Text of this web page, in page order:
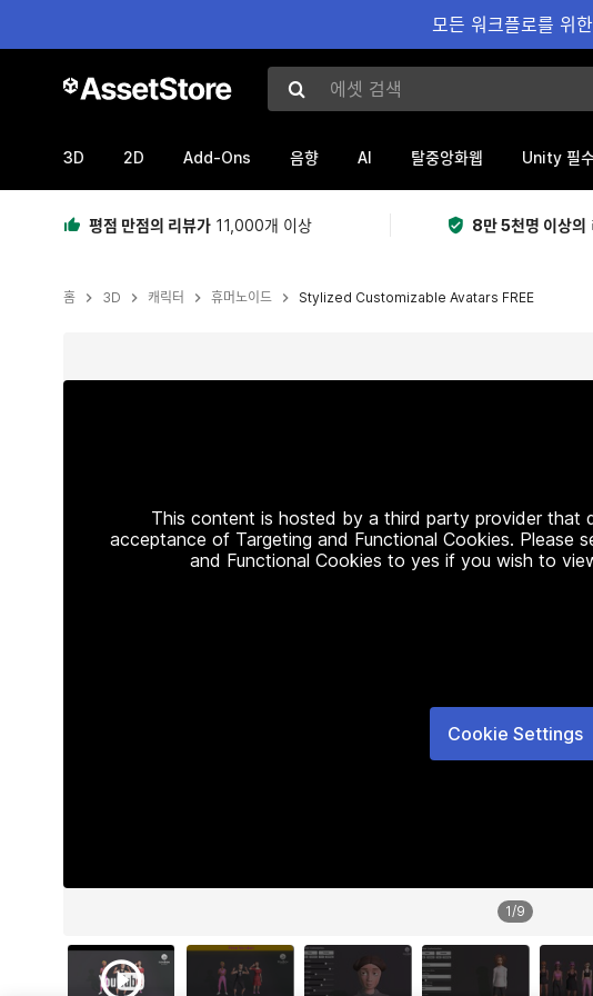
모든 워크플로를 위
에셋 검색
3D 2D Add-Ons 음향 AI 탈중앙화웹 Unity 필
평점 만점의 리뷰가 11,000개 이상 8만 5천명 이상의
홈 3D 캐릭터 휴머노이드 Stylized Customizable Avatars FREE
This content is hosted by a third party provider that
acceptance of Targeting and Functional Cookies. Please
and Functional Cookies to yes if you wish to
Cookie Settings
1/9